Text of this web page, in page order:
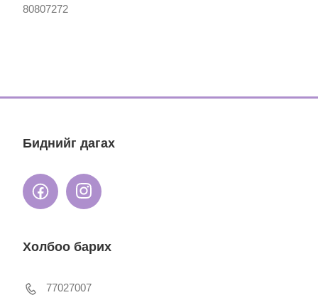
80807272
Биднийг дагах
Холбоо барих
77027007